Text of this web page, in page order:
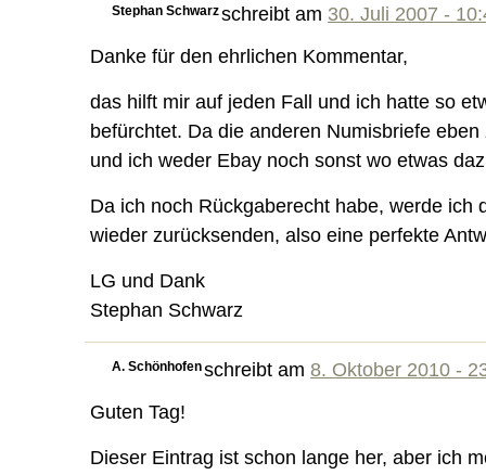
Stephan Schwarzschreibt am 30. Juli 2007 -
Danke für den ehrlichen Kommentar,
das hilft mir auf jeden Fall und ich hatte so
befürchtet. Da die anderen Numisbriefe
und ich weder Ebay noch sonst wo etwas
Da ich noch Rückgaberecht habe, werde ich
wieder zurücksenden, also eine perfekte
LG und Dank
Stephan Schwarz
A. Schönhofenschreibt am 8. Oktober 2010 -
Guten Tag!
Dieser Eintrag ist schon lange her, aber ich